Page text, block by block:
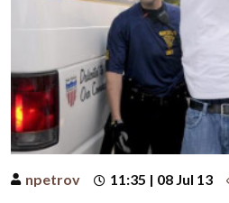
npetrov 11:35 | 08 Jul 13